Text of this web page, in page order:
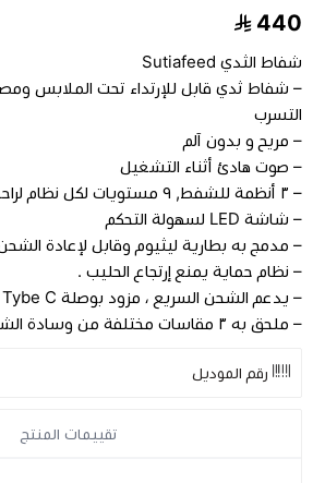
مراتب طبية
اجهزة السكر
اجهزة الضغط
اجهزة المؤشرات الحيوية
السماعات الطبية
الابر الطبية
440
شفاط الثدي Sutiafeed
– شفاط ثدي قابل للإرتداء تحت الملابس
التسرب
– مريح و بدون آلم
– صوت هادئ أثناء التشغيل
– ٣ أنظمة للشفط, ٩ مستويات لكل نظام لراحة الأم .
– شاشة LED لسهولة التحكم
– مدمج به بطارية ليثيوم وقابل لإعادة الشحن
– نظام حماية يمنع إرتجاع الحليب .
– يدعم الشحن السريع ، مزود بوصلة USB Tybe C
– ملحق به ٣ مقاسات مختلفة من وسادة الشفط (١٧،٢١،٢٥)
رقم الموديل
تقييمات المنتج